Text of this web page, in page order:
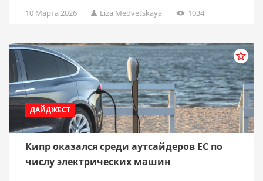
10 Марта 2026 Liza Medvetskaya 1034
ДАЙДЖЕСТ
Кипр оказался среди аутсайдеров ЕС по
числу электрических машин